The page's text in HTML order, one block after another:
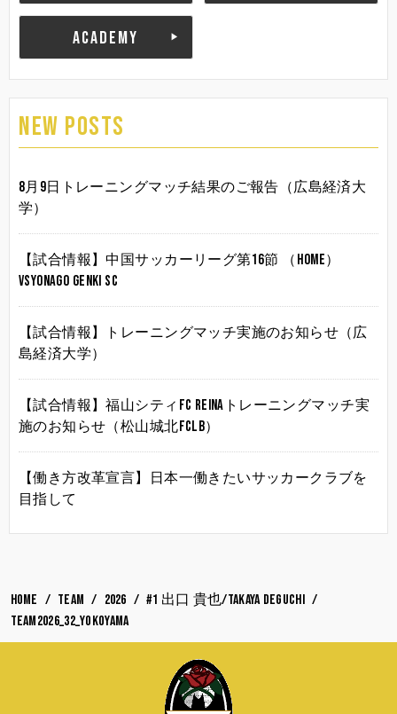
ACADEMY
NEW POSTS
8月9日トレーニングマッチ結果のご報告（広島経済大
学）
【試合情報】中国サッカーリーグ第16節 （HOME）
vsYonago Genki SC
【試合情報】トレーニングマッチ実施のお知らせ（広
島経済大学）
【試合情報】福山シティFC Reinaトレーニングマッチ実
施のお知らせ（松山城北FCLB）
【働き方改革宣言】日本一働きたいサッカークラブを
目指して
HOME TEAM 2026
#1 出口 貴也/Takaya DEGUCHI
team2026_32_yokoyama